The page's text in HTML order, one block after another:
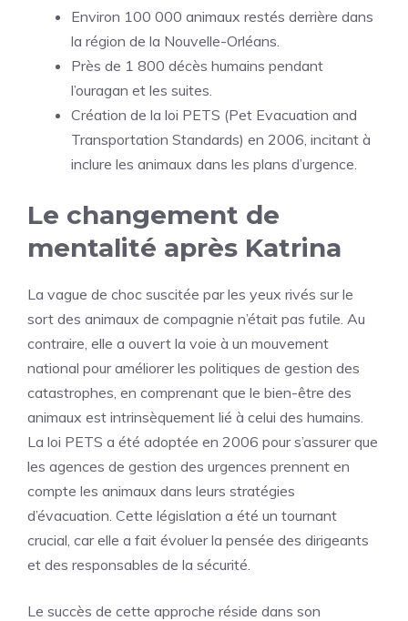
Environ 100 000 animaux restés derrière dans
la région de la Nouvelle-Orléans.
Près de 1 800 décès humains pendant
l’ouragan et les suites.
Création de la loi PETS (Pet Evacuation and
Transportation Standards) en 2006, incitant à
inclure les animaux dans les plans d’urgence.
Le changement de
mentalité après Katrina
La vague de choc suscitée par les yeux rivés sur le
sort des animaux de compagnie n’était pas futile. Au
contraire, elle a ouvert la voie à un mouvement
national pour améliorer les politiques de gestion des
catastrophes, en comprenant que le bien-être des
animaux est intrinsèquement lié à celui des humains.
La loi PETS a été adoptée en 2006 pour s’assurer que
les agences de gestion des urgences prennent en
compte les animaux dans leurs stratégies
d’évacuation. Cette législation a été un tournant
crucial, car elle a fait évoluer la pensée des dirigeants
et des responsables de la sécurité.
Le succès de cette approche réside dans son